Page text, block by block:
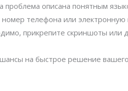
проблема описана понятным
номер телефона или электронную
прикрепите скриншоты
на быстрое решение вашего